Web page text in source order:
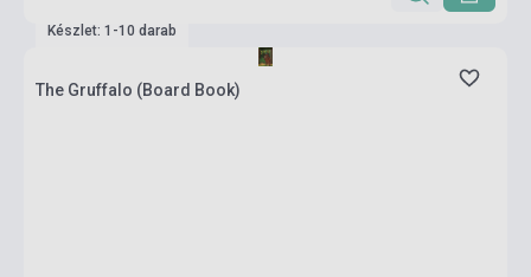
Készlet: 1-10 darab
The Gruffalo (Board Book)